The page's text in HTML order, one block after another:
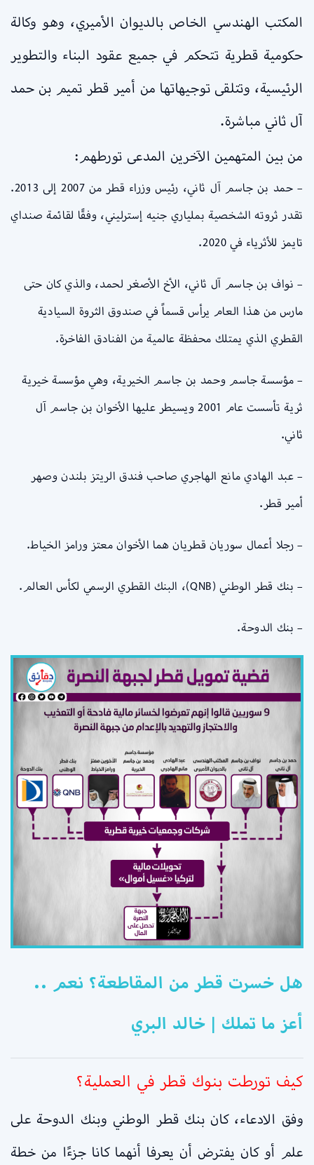
المكتب الهندسي الخاص بالديوان الأميري، وهو وكالة
حكومية قطرية تتحكم في جميع عقود البناء والتطوير
الرئيسية، وتتلقى توجيهاتها من أمير قطر تميم بن حمد
آل ثاني مباشرة.
من بين المتهمين الآخرين المدعى تورطهم:
– حمد بن جاسم آل ثاني، رئيس وزراء قطر من 2007 إلى 2013.
تقدر ثروته الشخصية بملياري جنيه إسترليني، وفقًا لقائمة صنداي
تايمز للأثرياء في 2020.
– نواف بن جاسم آل ثاني، الأخ الأصغر لحمد، والذي كان حتى
مارس من هذا العام يرأس قسماً في صندوق الثروة السيادية
القطري الذي يمتلك محفظة عالمية من الفنادق الفاخرة.
– مؤسسة جاسم وحمد بن جاسم الخيرية، وهي مؤسسة خيرية
ثرية تأسست عام 2001 ويسيطر عليها الأخوان بن جاسم آل
ثاني.
– عبد الهادي مانع الهاجري صاحب فندق الريتز بلندن وصهر
أمير قطر.
– رجلا أعمال سوريان قطريان هما الأخوان معتز ورامز الخياط.
– بنك قطر الوطني (QNB)، البنك القطري الرسمي لكأس العالم.
– بنك الدوحة.
هل خسرت قطر من المقاطعة؟ نعم ..
أعز ما تملك | خالد البري
كيف تورطت بنوك قطر في العملية؟
وفق الادعاء، كان بنك قطر الوطني وبنك الدوحة على
علم أو كان يفترض أن يعرفا أنهما كانا جزءًا من خطة